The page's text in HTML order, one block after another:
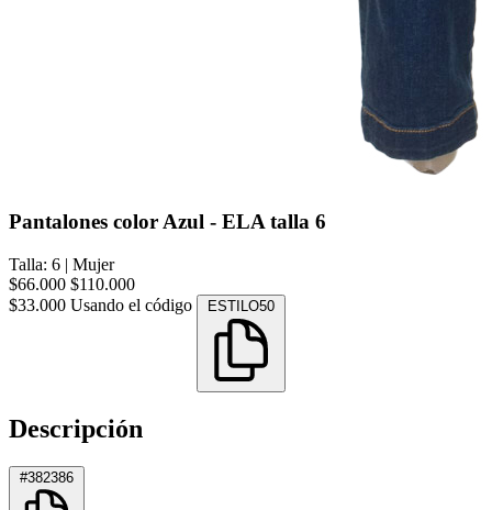
Pantalones color Azul - ELA talla 6
Talla: 6 | Mujer
$66.000 $110.000
$33.000 Usando el código ESTILO50
Descripción
#382386